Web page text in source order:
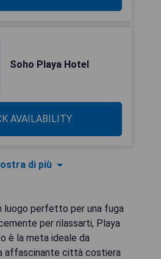
Soho Playa Hotel
AVAILABILITY
di più
luogo perfetto per una fuga
per rilassarti, Playa
è la meta ideale da
affascinante città costiera